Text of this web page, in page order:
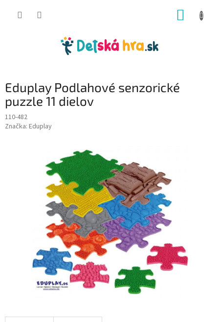
Eduplay Podlahové senzorické
puzzle 11 dielov
110-482
Značka: Eduplay